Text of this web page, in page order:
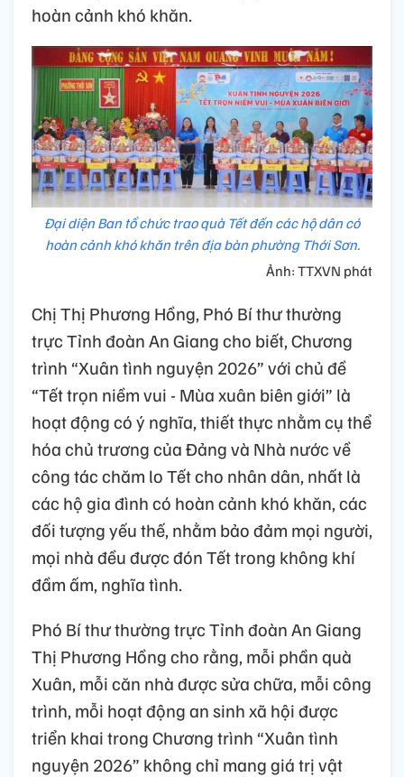
hoàn cảnh khó khăn.
Đại diện Ban tổ chức trao quà Tết đến các hộ dân có
hoàn cảnh khó khăn trên địa bàn phường Thới Sơn.
Ảnh: TTXVN phát
Chị Thị Phương Hồng, Phó Bí thư thường
trực Tỉnh đoàn An Giang cho biết, Chương
trình “Xuân tình nguyện 2026” với chủ đề
“Tết trọn niềm vui - Mùa xuân biên giới” là
hoạt động có ý nghĩa, thiết thực nhằm cụ thể
hóa chủ trương của Đảng và Nhà nước về
công tác chăm lo Tết cho nhân dân, nhất là
các hộ gia đình có hoàn cảnh khó khăn, các
đối tượng yếu thế, nhằm bảo đảm mọi người,
mọi nhà đều được đón Tết trong không khí
đầm ấm, nghĩa tình.
Phó Bí thư thường trực Tỉnh đoàn An Giang
Thị Phương Hồng cho rằng, mỗi phần quà
Xuân, mỗi căn nhà được sửa chữa, mỗi công
trình, mỗi hoạt động an sinh xã hội được
triển khai trong Chương trình “Xuân tình
nguyện 2026” không chỉ mang giá trị vật